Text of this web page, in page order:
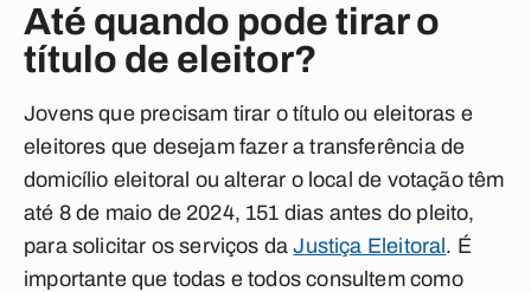
Até quando pode tirar o
título de eleitor?
Jovens que precisam tirar o título ou eleitoras e
eleitores que desejam fazer a transferência de
domicílio eleitoral ou alterar o local de votação têm
até 8 de maio de 2024, 151 dias antes do pleito,
para solicitar os serviços daJustiça Eleitoral . É
importante que todas e todos consultem como